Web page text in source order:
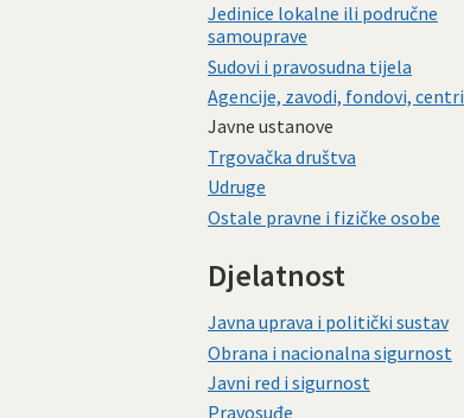
Jedinice lokalne ili područne
samouprave
Sudovi i pravosudna tijela
Agencije, zavodi, fondovi, centri
Javne ustanove
Trgovačka društva
Udruge
Ostale pravne i fizičke osobe
Djelatnost
Javna uprava i politički sustav
Obrana i nacionalna sigurnost
Javni red i sigurnost
Pravosuđe